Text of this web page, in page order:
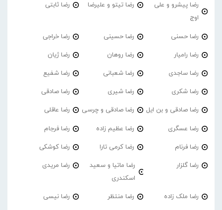
رضا پیشرو و علی
اوج
رضا تیتو و علیرضا رضا ثابتی
رضا حسنی رضا حسینی رضا خراجی
رضا رامیار رضا روهان رضا ژیان
رضا ساجدی رضا شعبانی رضا شفیع
رضا شکری رضا شیری رضا صادقی
رضا صادقی و بن ایل رضا صادقی و چرسی رضا عاقلی
رضا عسگری رضا عظیم زاده رضا فرجام
رضا فرنام رضا کرمی تارا رضا کوشکی
رضا گلزار
رضا ماتیا و سعید
اسکندری
رضا مریدی
رضا ملک زاده رضا منتظر رضا نیسی